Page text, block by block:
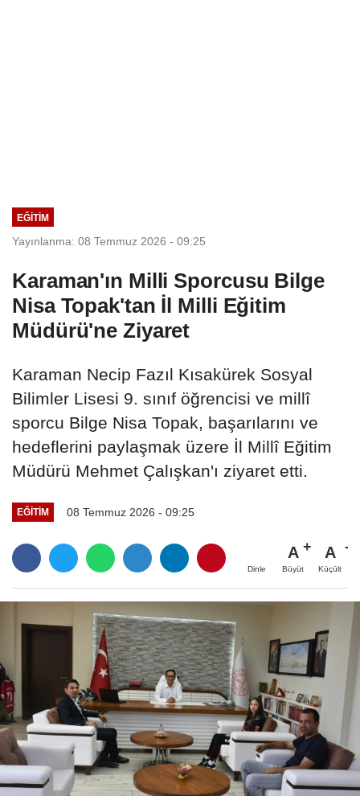
EĞITIM
Yayınlanma: 08 Temmuz 2026 - 09:25
Karaman'ın Milli Sporcusu Bilge
Nisa Topak'tan İl Milli Eğitim
Müdürü'ne Ziyaret
Karaman Necip Fazıl Kısakürek Sosyal
Bilimler Lisesi 9. sınıf öğrencisi ve millî
sporcu Bilge Nisa Topak, başarılarını ve
hedeflerini paylaşmak üzere İl Millî Eğitim
Müdürü Mehmet Çalışkan'ı ziyaret etti.
EĞITIM 08 Temmuz 2026 - 09:25
Dinle
A
Büyüt
A
Küçült